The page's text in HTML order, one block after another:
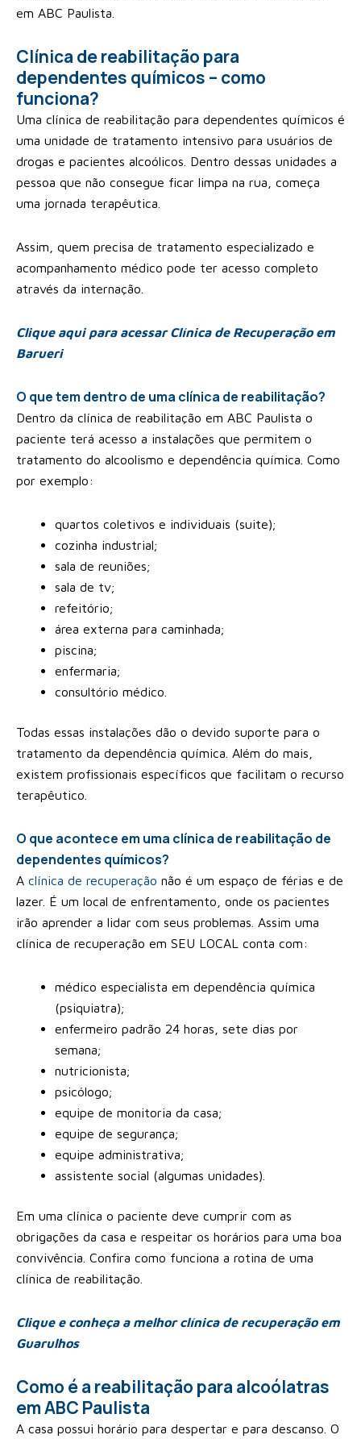
em ABC Paulista.
Clínica de reabilitação para
dependentes químicos – como
funciona?
Uma clínica de reabilitação para dependentes químicos é
uma unidade de tratamento intensivo para usuários de
drogas e pacientes alcoólicos. Dentro dessas unidades a
pessoa que não consegue ficar limpa na rua, começa
uma jornada terapêutica.
Assim, quem precisa de tratamento especializado e
acompanhamento médico pode ter acesso completo
através da internação.
Clique aqui para acessar Clínica de Recuperação em
Barueri
O que tem dentro de uma clínica de reabilitação?
Dentro da clínica de reabilitação em ABC Paulista o
paciente terá acesso a instalações que permitem o
tratamento do alcoolismo e dependência química. Como
por exemplo:
quartos coletivos e individuais (suite);
cozinha industrial;
sala de reuniões;
sala de tv;
refeitório;
área externa para caminhada;
piscina;
enfermaria;
consultório médico.
Todas essas instalações dão o devido suporte para o
tratamento da dependência química. Além do mais,
existem profissionais específicos que facilitam o recurso
terapêutico.
O que acontece em uma clínica de reabilitação de
dependentes químicos?
A clínica de recuperação não é um espaço de férias e de
lazer. É um local de enfrentamento, onde os pacientes
irão aprender a lidar com seus problemas. Assim uma
clínica de recuperação em SEU LOCAL conta com:
médico especialista em dependência química
(psiquiatra);
enfermeiro padrão 24 horas, sete dias por
semana;
nutricionista;
psicólogo;
equipe de monitoria da casa;
equipe de segurança;
equipe administrativa;
assistente social (algumas unidades).
Em uma clínica o paciente deve cumprir com as
obrigações da casa e respeitar os horários para uma boa
convivência. Confira como funciona a rotina de uma
clínica de reabilitação.
Clique e conheça a melhor clínica de recuperação em
Guarulhos
Como é a reabilitação para alcoólatras
em ABC Paulista
A casa possui horário para despertar e para descanso. O